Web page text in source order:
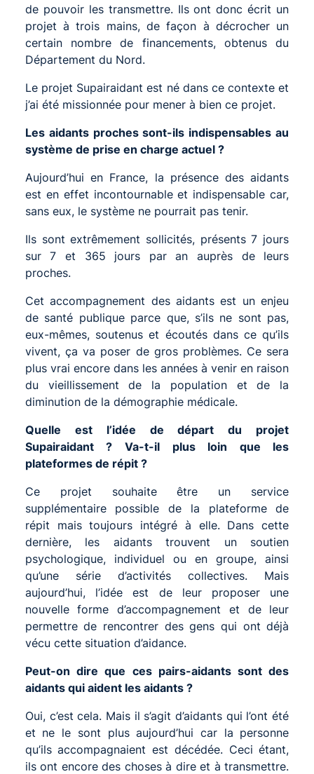
de pouvoir les transmettre. Ils ont donc écrit un
projet à trois mains, de façon à décrocher un
certain nombre de financements, obtenus du
Département du Nord.
Le projet Supairaidant est né dans ce contexte et
j’ai été missionnée pour mener à bien ce projet.
Les aidants proches sont-ils indispensables au
système de prise en charge actuel ?
Aujourd’hui en France, la présence des aidants
est en effet incontournable et indispensable car,
sans eux, le système ne pourrait pas tenir.
Ils sont extrêmement sollicités, présents 7 jours
sur 7 et 365 jours par an auprès de leurs
proches.
Cet accompagnement des aidants est un enjeu
de santé publique parce que, s’ils ne sont pas,
eux-mêmes, soutenus et écoutés dans ce qu’ils
vivent, ça va poser de gros problèmes. Ce sera
plus vrai encore dans les années à venir en raison
du vieillissement de la population et de la
diminution de la démographie médicale.
Quelle est l’idée de départ du projet
Supairaidant ? Va-t-il plus loin que les
plateformes de répit ?
Ce projet souhaite être un service
supplémentaire possible de la plateforme de
répit mais toujours intégré à elle. Dans cette
dernière, les aidants trouvent un soutien
psychologique, individuel ou en groupe, ainsi
qu’une série d’activités collectives. Mais
aujourd’hui, l’idée est de leur proposer une
nouvelle forme d’accompagnement et de leur
permettre de rencontrer des gens qui ont déjà
vécu cette situation d’aidance.
Peut-on dire que ces pairs-aidants sont des
aidants qui aident les aidants ?
Oui, c’est cela. Mais il s’agit d’aidants qui l’ont été
et ne le sont plus aujourd’hui car la personne
qu’ils accompagnaient est décédée. Ceci étant,
ils ont encore des choses à dire et à transmettre.